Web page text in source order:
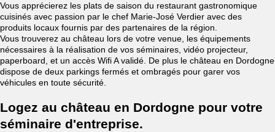
Vous apprécierez les plats de saison du restaurant gastronomique
cuisinés avec passion par le chef Marie-José Verdier avec des
produits locaux fournis par des partenaires de la région.
Vous trouverez au château lors de votre venue, les équipements
nécessaires à la réalisation de vos séminaires, vidéo projecteur,
paperboard, et un accès Wifi A validé. De plus le château en Dordogne
dispose de deux parkings fermés et ombragés pour garer vos
véhicules en toute sécurité.
Logez au château en Dordogne pour votre
séminaire d'entreprise.